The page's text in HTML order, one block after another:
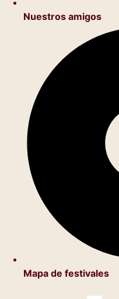
Nuestros amigos
Mapa de festivales